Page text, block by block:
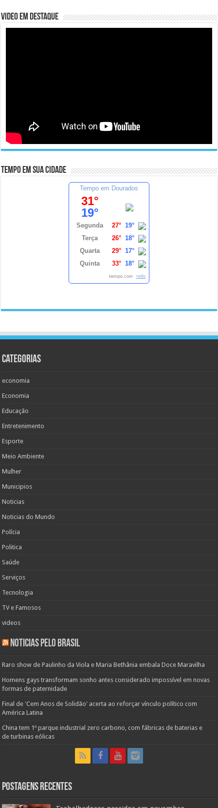
Video em Destaque
Tempo em sua cidade
Tempo em Dourados
31°
19°
Segunda 27° 19°
Terça
26° 18°
Quarta
29° 17°
Quinta
33° 18°
tiempo.com +info
Categorias
economia
Economia
Educação
Entretenimento
Esporte
Meio Ambiente
Mulher
Municipios
Noticias
Noticias do Mundo
Polícia
Politica
Saúde
Serviços
Tecnologia
TV e Famosos
videos
Noticias pelo Brasil
Raro show de Paulinho da Viola e Maria Bethânia embala Doce Maravilha
Homens gays transformam sonho antes considerado impossível em novas
formas de paternidade
Final de 'Cem Anos de Solidão' acerta ao reforçar vínculo político com
América Latina
China tem 1º parque industrial zero carbono, com fábricas de baterias e
de turbinas eólicas
Postagens Recentes